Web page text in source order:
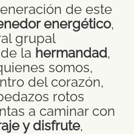
de este
energético,
grupal
la hermandad,
somos,
del corazón,
rotos
a caminar con
y disfrute,